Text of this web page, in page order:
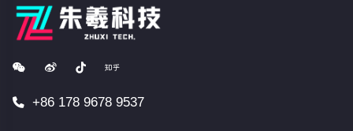
+86 178 9678 9537